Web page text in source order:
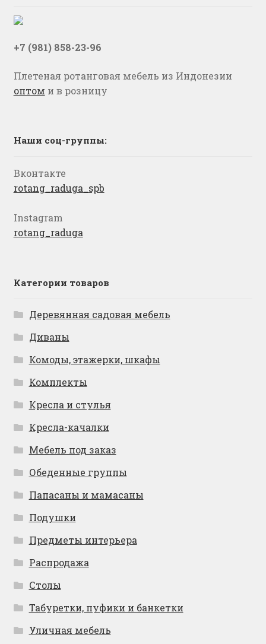
+7 (981) 858-23-96
Плетеная ротанговая мебель из Индонезии
оптом и в розницу
Наши соц-группы:
Вконтакте
rotang_raduga_spb
Instagram
rotang_raduga
Категории товаров
Деревянная садовая мебель
Диваны
Комоды, этажерки, шкафы
Комплекты
Кресла и стулья
Кресла-качалки
Мебель под заказ
Обеденные группы
Папасаны и мамасаны
Подушки
Предметы интерьера
Распродажа
Столы
Табуретки, пуфики и банкетки
Уличная мебель